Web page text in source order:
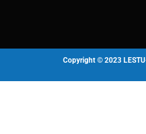
Copyright © 2023